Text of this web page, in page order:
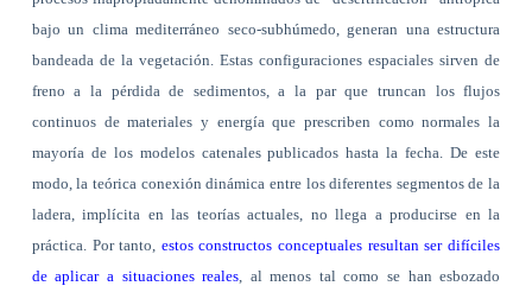
bajo un clima mediterráneo seco-subhúmedo, generan una estructura
bandeada de la vegetación. Estas configuraciones espaciales sirven de
freno a la pérdida de sedimentos, a la par que truncan los flujos
continuos de materiales y energía que prescriben como normales la
mayoría de los modelos catenales publicados hasta la fecha. De este
modo, la teórica conexión dinámica entre los diferentes segmentos de la
ladera, implícita en las teorías actuales, no llega a producirse en la
práctica. Por tanto, estos constructos conceptuales resultan ser difíciles
de aplicar a situaciones reales , al menos tal como se han esbozado